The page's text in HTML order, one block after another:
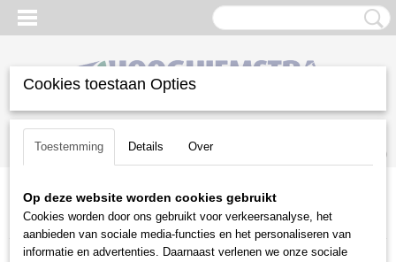
Inloggen Registreren
(0)
Home >Gazononderhoud>Bosmaaiers>Husqvarna
Benzinebosmaaiers> Husqvarna 545 RX bosmaaier
Cookies toestaan Opties
Toestemming Details Over
Op deze website worden cookies gebruikt
Cookies worden door ons gebruikt voor verkeersanalyse, het
aanbieden van sociale media-functies en het personaliseren van
informatie en advertenties. Daarnaast verlenen we onze sociale